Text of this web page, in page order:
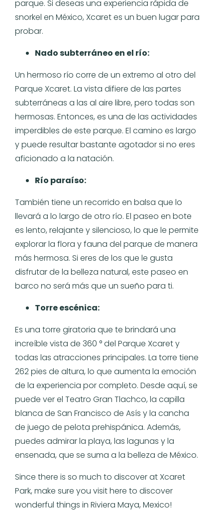
parque. Si deseas una experiencia rápida de
snorkel en México, Xcaret es un buen lugar para
probar.
Nado subterráneo en el río:
Un hermoso río corre de un extremo al otro del
Parque Xcaret. La vista difiere de las partes
subterráneas a las al aire libre, pero todas son
hermosas. Entonces, es una de las actividades
imperdibles de este parque. El camino es largo
y puede resultar bastante agotador si no eres
aficionado a la natación.
Río paraíso:
También tiene un recorrido en balsa que lo
llevará a lo largo de otro río. El paseo en bote
es lento, relajante y silencioso, lo que le permite
explorar la flora y fauna del parque de manera
más hermosa. Si eres de los que le gusta
disfrutar de la belleza natural, este paseo en
barco no será más que un sueño para ti.
Torre escénica:
Es una torre giratoria que te brindará una
increíble vista de 360 ​​° del Parque Xcaret y
todas las atracciones principales. La torre tiene
262 pies de altura, lo que aumenta la emoción
de la experiencia por completo. Desde aquí, se
puede ver el Teatro Gran Tlachco, la capilla
blanca de San Francisco de Asís y la cancha
de juego de pelota prehispánica. Además,
puedes admirar la playa, las lagunas y la
ensenada, que se suma a la belleza de México.
Since there is so much to discover at Xcaret
Park, make sure you visit here to discover
wonderful things in Riviera Maya, Mexico!